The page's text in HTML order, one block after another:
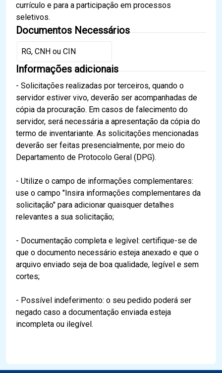
currículo e para a participação em processos
seletivos.
Documentos Necessários
RG, CNH ou CIN
Informações adicionais
- Solicitações realizadas por terceiros, quando o
servidor estiver vivo, deverão ser acompanhadas de
cópia da procuração. Em casos de falecimento do
servidor, será necessária a apresentação da cópia do
termo de inventariante. As solicitações mencionadas
deverão ser feitas presencialmente, por meio do
Departamento de Protocolo Geral (DPG).
- Utilize o campo de informações complementares:
use o campo "Insira informações complementares da
solicitação" para adicionar quaisquer detalhes
relevantes a sua solicitação;
- Documentação completa e legível: certifique-se de
que o documento necessário esteja anexado e que o
arquivo enviado seja de boa qualidade, legível e sem
cortes;
- Possível indeferimento: o seu pedido poderá ser
negado caso a documentação enviada esteja
incompleta ou ilegível.